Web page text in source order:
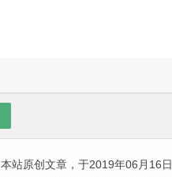
本站原创文章，于2019年06月16日